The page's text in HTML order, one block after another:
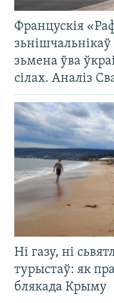
Францускія
зьмена ўва
сілах. Аналіз
Ні газу, ні
турыстаў: як
блякада Крыму